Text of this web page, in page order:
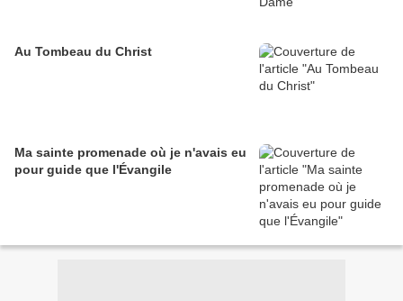
Au Tombeau du Christ
Ma sainte promenade où je n'avais eu
pour guide que l'Évangile